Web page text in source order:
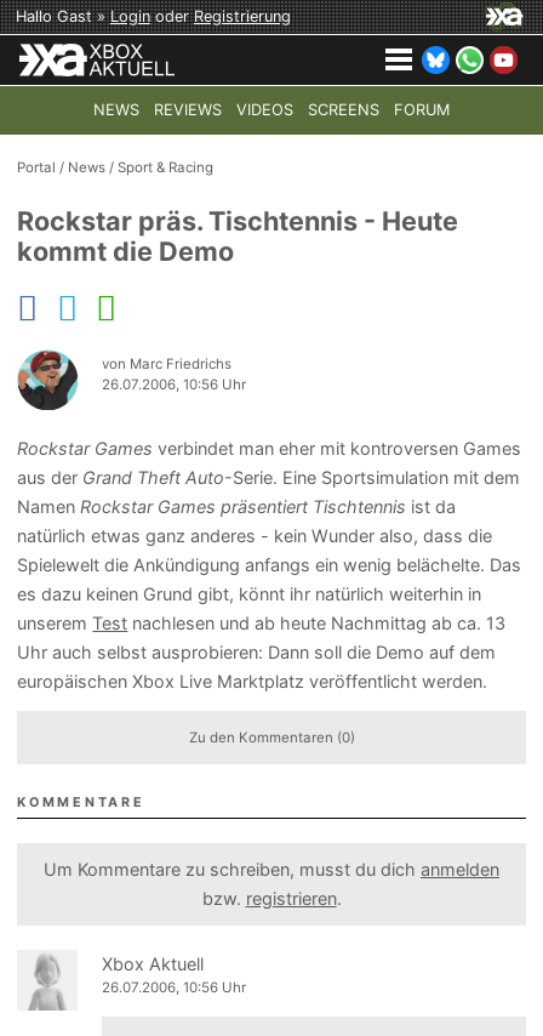
Hallo Gast »LoginoderRegistrierung
NEWS REVIEWS VIDEOS SCREENS FORUM
TOP-THEMEN: COD: MODERN WARFARE 4 HALO:
Portal / News /Sport & Racing
Rockstar präs. Tischtennis - Heute
kommt die Demo
von Marc Friedrichs
26.07.2006, 10:56 Uhr
Rockstar Games verbindet man eher mit kontroversen Games
aus der Grand Theft Auto-Serie. Eine Sportsimulation mit dem
Namen Rockstar Games präsentiert Tischtennis ist da
natürlich etwas ganz anderes - kein Wunder also, dass die
Spielewelt die Ankündigung anfangs ein wenig belächelte. Das
es dazu keinen Grund gibt, könnt ihr natürlich weiterhin in
unseremTest nachlesen und ab heute Nachmittag ab ca. 13
Uhr auch selbst ausprobieren: Dann soll die Demo auf dem
europäischen Xbox Live Marktplatz veröffentlicht werden.
Zu den Kommentaren (0)
KOMMENTARE
Um Kommentare zu schreiben, musst du dich anmelden
bzw. registrieren.
Xbox Aktuell
26.07.2006, 10:56 Uhr